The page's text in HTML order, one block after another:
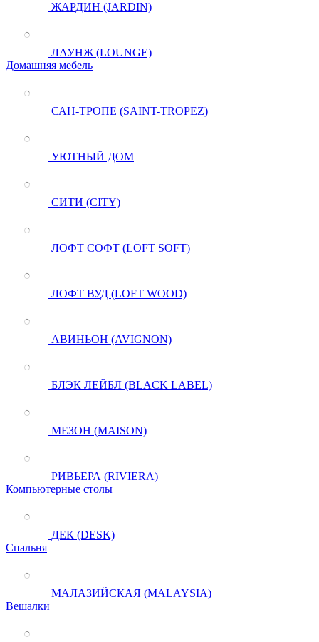
ЖАРДИН (JARDIN)
ЛАУНЖ (LOUNGE)
Домашняя мебель
САН-ТРОПЕ (SAINT-TROPEZ)
УЮТНЫЙ ДОМ
СИТИ (CITY)
ЛОФТ СОФТ (LOFT SOFT)
ЛОФТ ВУД (LOFT WOOD)
АВИНЬОН (AVIGNON)
БЛЭК ЛЕЙБЛ (BLACK LABEL)
МЕЗОН (MAISON)
РИВЬЕРА (RIVIERA)
Компьютерные столы
ДЕК (DESK)
Спальня
МАЛАЗИЙСКАЯ (MALAYSIA)
Вешалки